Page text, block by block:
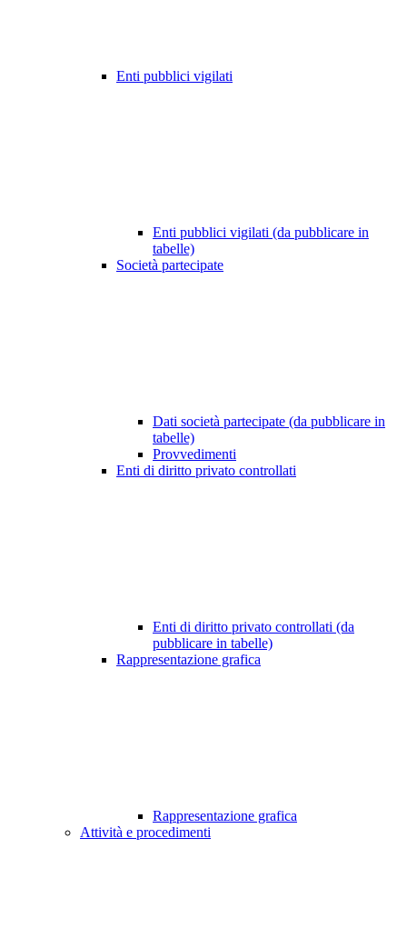
Enti pubblici vigilati
Enti pubblici vigilati (da pubblicare in
tabelle)
Società partecipate
Dati società partecipate (da pubblicare in
tabelle)
Provvedimenti
Enti di diritto privato controllati
Enti di diritto privato controllati (da
pubblicare in tabelle)
Rappresentazione grafica
Rappresentazione grafica
Attività e procedimenti